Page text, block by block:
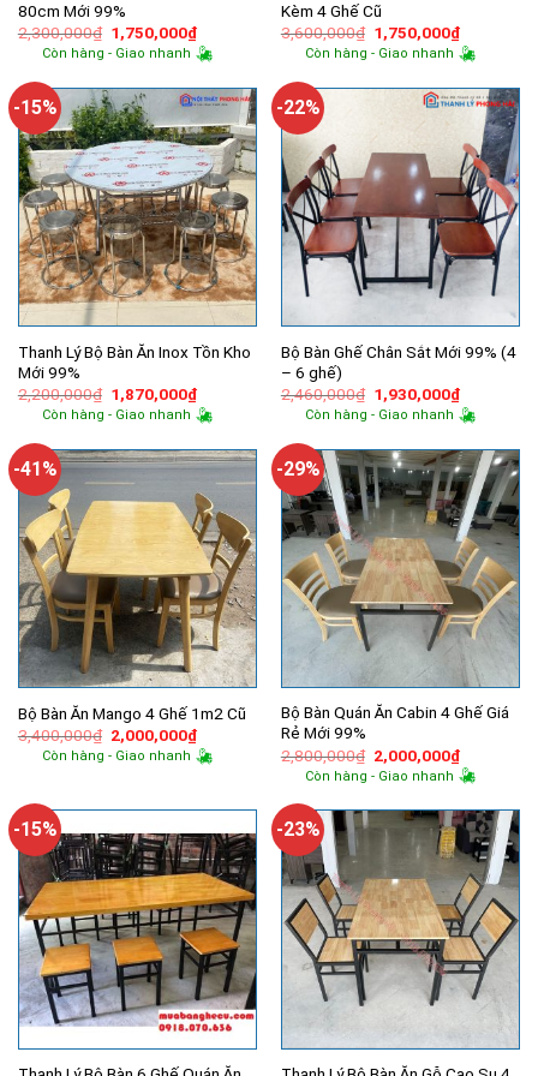
80cm Mới 99%
2,300,000₫ Giá
gốc
là:
1,750,000₫Giá
hiện
tại
1,750,000₫.
Còn hàng - Giao nhanh
Kèm 4 Ghế Cũ
3,600,000₫ Giá
gốc
là:
1,750,000₫Giá
hiện
tại
Còn hàng - Giao nhanh
-15%
Thanh Lý Bộ Bàn Ăn Inox Tồn Kho
Mới 99%
2,200,000₫ Giá
gốc
là:
1,870,000₫Giá
hiện
tại
1,870,000₫.
Còn hàng - Giao nhanh
-22%
Bộ Bàn Ghế Chân Sắt Mới 99% (4
– 6 ghế)
2,460,000₫ Giá
gốc
là:
1,930,000₫Giá
hiện
tại
Còn hàng - Giao nhanh
-41%
Bộ Bàn Ăn Mango 4 Ghế 1m2 Cũ
3,400,000₫ Giá
gốc
là:
2,000,000₫Giá
hiện
tại
Còn hàng - Giao nhanh
-29%
Bộ Bàn Quán Ăn Cabin 4 Ghế Giá
Rẻ Mới 99%
2,800,000₫ Giá
gốc
là:
2,000,000₫Giá
hiện
tại
Còn hàng - Giao nhanh
-15% -23%